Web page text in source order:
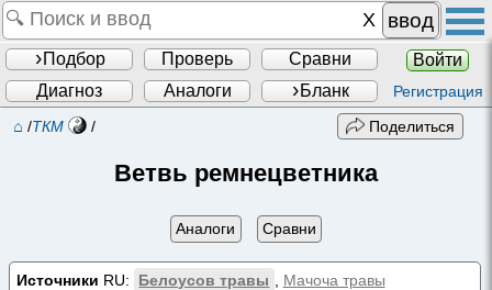
ввод
Подбор Проверь Сравни
Войти
Диагноз
Аналоги Бланк Регистрация
⌂ /ТКМ / Поделиться
Ветвь ремнецветника
Аналоги Сравни
Источники RU: Белоусов травы Мачоча травы